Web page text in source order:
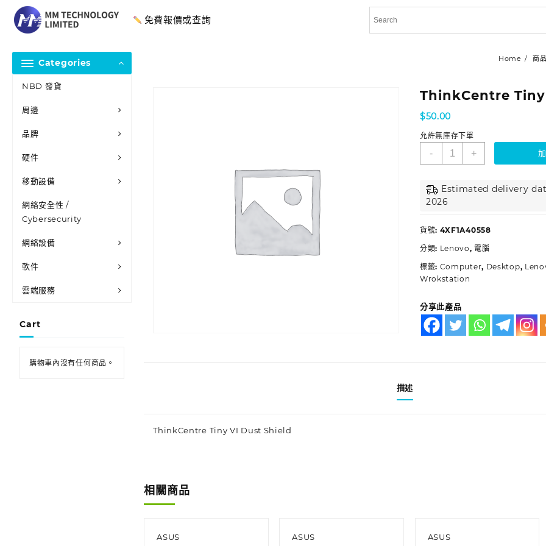
免費報價或查詢
Categories
NBD 發貨
周邊
品牌
硬件
移動設備
網絡安全性 /
Cybersecurity
網絡設備
軟件
雲端服務
Cart
購物車內沒有任何商品。
Home 商
ThinkCentre
$50.00
允許無庫存下單
- +
Estimated delivery
2026
貨號: 4XF1A40558
分類: Lenovo, 電腦
標籤: Computer, Desktop,
Wrokstation
分享此產品
描述
ThinkCentre Tiny VI Dust Shield
相關商品
ASUS ASUS ASUS